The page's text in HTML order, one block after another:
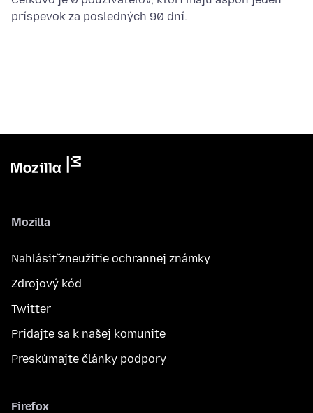
príspevok za posledných 90 dní.
Mozilla
Nahlásiť zneužitie ochrannej známky
Zdrojový kód
Twitter
Pridajte sa k našej komunite
Preskúmajte články podpory
Firefox